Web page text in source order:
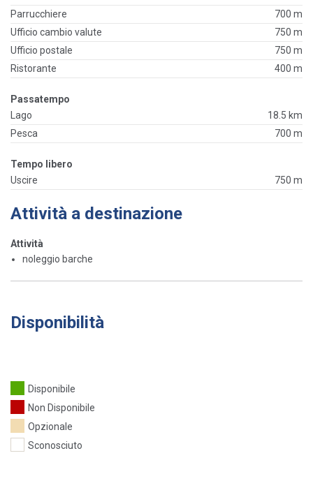
Parrucchiere
700 m
Ufficio cambio valute
750 m
Ufficio postale
750 m
Ristorante
400 m
Passatempo
Lago
18.5 km
Pesca
700 m
Tempo libero
Uscire
750 m
Attività a destinazione
Attività
noleggio barche
Disponibilità
Disponibile
Non Disponibile
Opzionale
Sconosciuto